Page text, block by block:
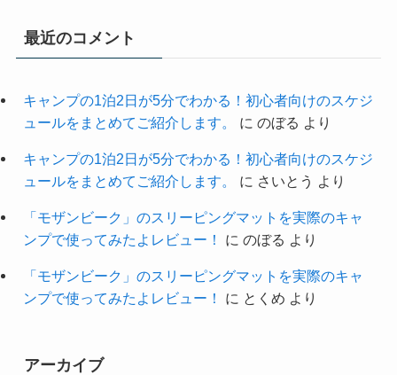
最近のコメント
キャンプの1泊2日が5分でわかる！初心者向けのスケジ
ュールをまとめてご紹介します。
に のぼる より
キャンプの1泊2日が5分でわかる！初心者向けのスケジ
ュールをまとめてご紹介します。
に さいとう より
「モザンビーク」のスリーピングマットを実際のキャ
ンプで使ってみたよレビュー！
に のぼる より
「モザンビーク」のスリーピングマットを実際のキャ
ンプで使ってみたよレビュー！
に とくめ より
アーカイブ